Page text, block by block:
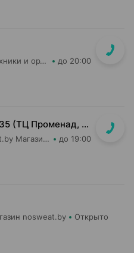
Медпростор ООО Салон медтехники и ортопедии №5 до 20:00
ул. Туровского, д. 12, пом. 135 (ТЦ Променад, вход 7)
Хэлси Стайл Клаб ООО Nosweat.by Магазин товаров для здоровья до 19:00
nosweat.by Открыто